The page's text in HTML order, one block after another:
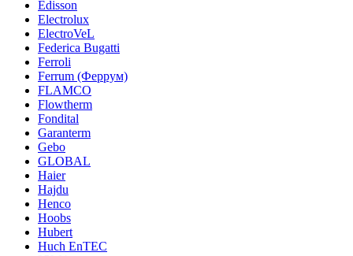
Edisson
Electrolux
ElectroVeL
Federica Bugatti
Ferroli
Ferrum (Феррум)
FLAMCO
Flowtherm
Fondital
Garanterm
Gebo
GLOBAL
Haier
Hajdu
Henco
Hoobs
Hubert
Huch EnTEC